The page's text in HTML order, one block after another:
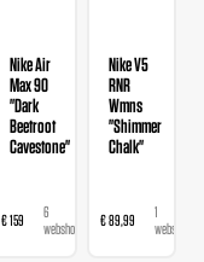
Nike Air
Max 90
"Dark
Beetroot
Cavestone"
€ 159
6
webshops
Nike V5
RNR
Wmns
"Shimmer
Chalk"
€ 89,99
1
webshop